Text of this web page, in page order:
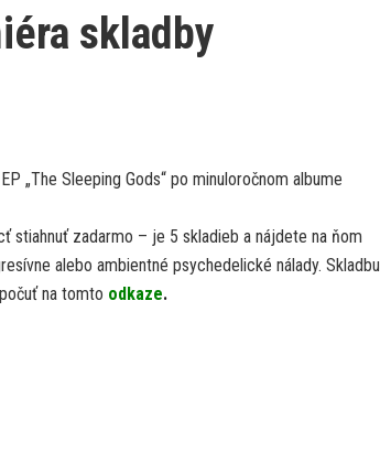
skladby
„The Sleeping Gods“ po minuloročnom albume
stiahnuť zadarmo – je 5 skladieb a nájdete na ňom
alebo ambientné psychedelické nálady. Skladbu
na tomto odkaze.